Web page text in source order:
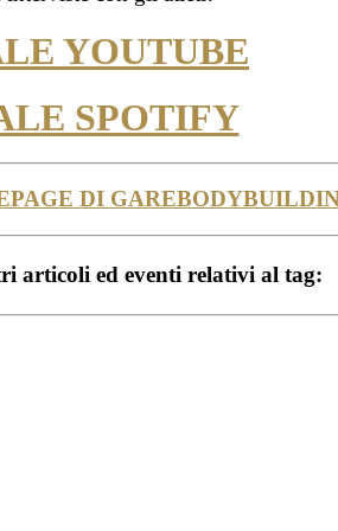
YOUTUBE
SPOTIFY
DI
articoli ed eventi relativi al tag: